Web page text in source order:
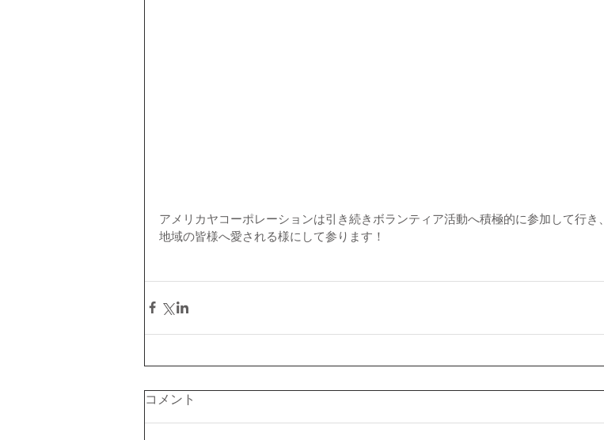
アメリカヤコーポレーションは引き続きボランティア活動へ積極的に参加して行き、
地域の皆様へ愛される様にして参ります！
コメント